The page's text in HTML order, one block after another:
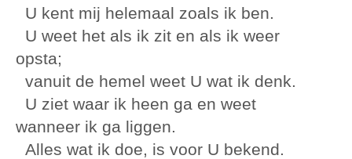
U kent mij helemaal zoals ik ben.
U weet het als ik zit en als ik weer
opsta;
vanuit de hemel weet U wat ik denk.
U ziet waar ik heen ga en weet
wanneer ik ga liggen.
Alles wat ik doe, is voor U bekend.